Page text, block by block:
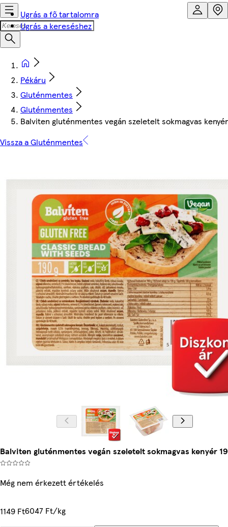
Ugrás a fő tartalomra
Ugrás a kereséshez
Pékáru
Gluténmentes
Gluténmentes
Balviten gluténmentes vegán szeletelt sokmagvas
Vissza a Gluténmentes
Balviten gluténmentes vegán szeletelt sokmagvas kenyér
Még nem érkezett értékelés
1149 Ft6047 Ft/kg